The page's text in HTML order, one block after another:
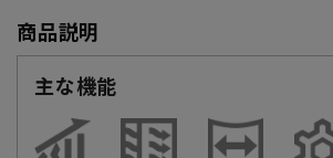
商品説明
主な機能